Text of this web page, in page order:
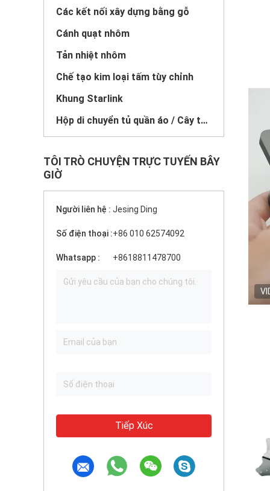
Các kết nối xây dựng bằng gỗ
Cánh quạt nhôm
Tản nhiệt nhôm
Chế tạo kim loại tấm tùy chỉnh
Khung Starlink
Hộp di chuyển tủ quần áo / Cây treo
TÔI TRÒ CHUYỆN TRỰC TUYẾN BÂY
GIỜ
Người liên hệ : Jesing Ding
Số điện thoại :+86 010 62574092
Whatsapp : +8618811478700
Tiếp Xúc